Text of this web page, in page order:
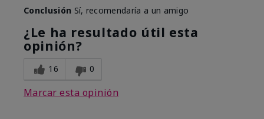
Conclusión Sí, recomendaría a un amigo
¿Le ha resultado útil esta
opinión?
16 0
Marcar esta opinión